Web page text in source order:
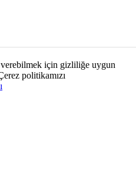
için gizliliğe uygun
politikamızı